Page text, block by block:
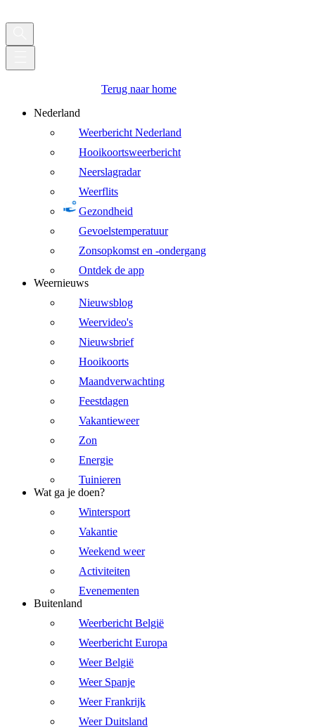
Terug naar home
Nederland
Weerbericht Nederland
Hooikoortsweerbericht
Neerslagradar
Weerflits
Gezondheid
Gevoelstemperatuur
Zonsopkomst en -ondergang
Ontdek de app
Weernieuws
Nieuwsblog
Weervideo's
Nieuwsbrief
Hooikoorts
Maandverwachting
Feestdagen
Vakantieweer
Zon
Energie
Tuinieren
Wat ga je doen?
Wintersport
Vakantie
Weekend weer
Activiteiten
Evenementen
Buitenland
Weerbericht België
Weerbericht Europa
Weer België
Weer Spanje
Weer Frankrijk
Weer Duitsland